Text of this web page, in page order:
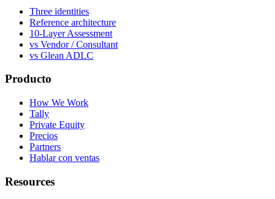
Three identities
Reference architecture
10-Layer Assessment
vs Vendor / Consultant
vs Glean ADLC
Producto
How We Work
Tally
Private Equity
Precios
Partners
Hablar con ventas
Resources